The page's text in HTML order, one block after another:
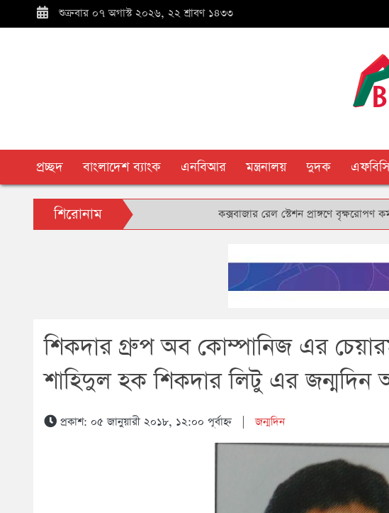
শুক্রবার ০৭ অগাস্ট ২০২৬, ২২ শ্রাবণ ১৪৩৩
প্রচ্ছদ বাংলাদেশ ব্যাংক এনবিআর মন্ত্রনালয় দুদক
শিরোনাম কক্সবাজার রেল স্টেশন প্রাঙ্গণে বৃক্ষরোপণ
শিকদার গ্রুপ অব কোম্পানিজ এর
শাহিদুল হক শিকদার লিটু এর
প্রকাশ: ০৫ জানুয়ারী ২০১৮, ১২:০০ পূর্বাহ্ন|জন্মদিন